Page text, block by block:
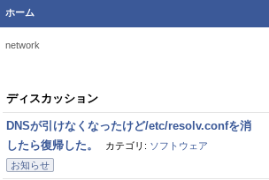
ホーム
network
デ
ィ
ス
カ
ッ
ディスカッション
DNSが引けなくなったけど/etc/resolv.confを消
したら復帰した。
カテゴリ: ソフトウェア
お知らせ